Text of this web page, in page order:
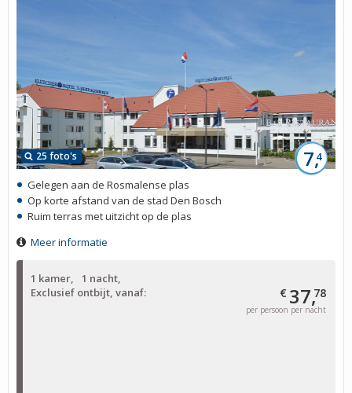
1 kamer
1 nacht
Exclusief ontbijt, vanaf:
€ 37,78
per persoon per nacht
25 foto's 7,4
Gelegen aan de Rosmalense plas
Op korte afstand van de stad Den Bosch
Ruim terras met uitzicht op de plas
Meer informatie